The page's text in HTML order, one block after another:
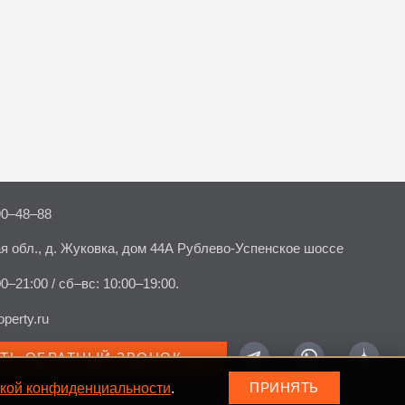
обл., д. Жуковка, дом 44А Рублево-Успенское шоссе
/ сб–вс: 10:00–19:00.
ОБРАТНЫЙ ЗВОНОК
конфиденциальности ПРИНЯТЬ